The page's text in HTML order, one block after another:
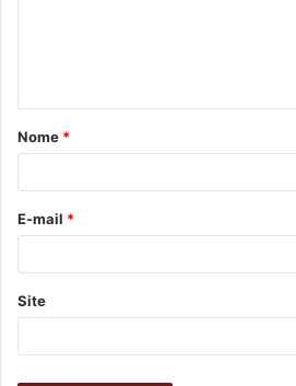
Nome *
E-mail *
Site